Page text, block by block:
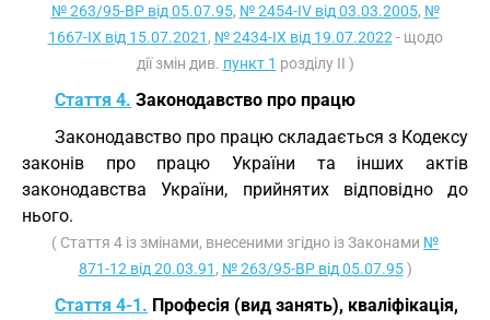
№ 263/95-ВР від 05.07.95, № 2454-IV від 03.03.2005, №
1667-IX від 15.07.2021 , № 2434-IX від 19.07.2022 - щодо
дії змін див. пункт 1 розділу II )
Стаття 4. Законодавство про працю
Законодавство про працю складається з Кодексу
законів про працю України та інших актів
законодавства України, прийнятих відповідно до
нього.
( Стаття 4 із змінами, внесеними згідно із Законами №
871-12 від 20.03.91 , № 263/95-ВР від 05.07.95)
Стаття 4-1. Професія (вид занять), кваліфікація,